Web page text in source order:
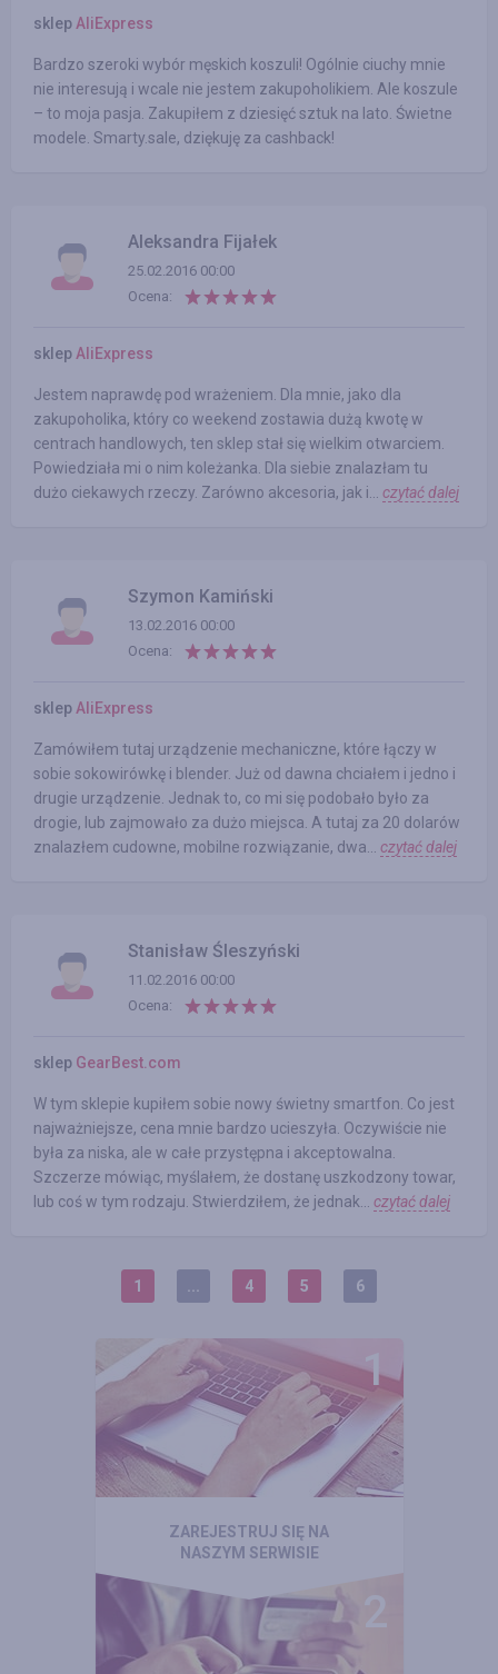
sklep AliExpress
Bardzo szeroki wybór męskich koszuli! Ogólnie ciuchy mnie
nie interesują i wcale nie jestem zakupoholikiem. Ale koszule
– to moja pasja. Zakupiłem z dziesięć sztuk na lato. Świetne
modele. Smarty.sale, dziękuję za cashback!
Aleksandra Fijałek
25.02.2016 00:00
Ocena:
sklep AliExpress
Jestem naprawdę pod wrażeniem. Dla mnie, jako dla
zakupoholika, który co weekend zostawia dużą kwotę w
centrach handlowych, ten sklep stał się wielkim otwarciem.
Powiedziała mi o nim koleżanka. Dla siebie znalazłam tu
dużo ciekawych rzeczy. Zarówno akcesoria, jak i... czytać dalej
Szymon Kamiński
13.02.2016 00:00
Ocena:
sklep AliExpress
Zamówiłem tutaj urządzenie mechaniczne, które łączy w
sobie sokowirówkę i blender. Już od dawna chciałem i jedno i
drugie urządzenie. Jednak to, co mi się podobało było za
drogie, lub zajmowało za dużo miejsca. A tutaj za 20 dolarów
znalazłem cudowne, mobilne rozwiązanie, dwa... czytać dalej
Stanisław Śleszyński
11.02.2016 00:00
Ocena:
sklep GearBest.com
W tym sklepie kupiłem sobie nowy świetny smartfon. Co jest
najważniejsze, cena mnie bardzo ucieszyła. Oczywiście nie
była za niska, ale w całe przystępna i akceptowalna.
Szczerze mówiąc, myślałem, że dostanę uszkodzony towar,
lub coś w tym rodzaju. Stwierdziłem, że jednak... czytać dalej
1 4 5 6
ZAREJESTRUJ SIĘ NA
NASZYM SERWISIE